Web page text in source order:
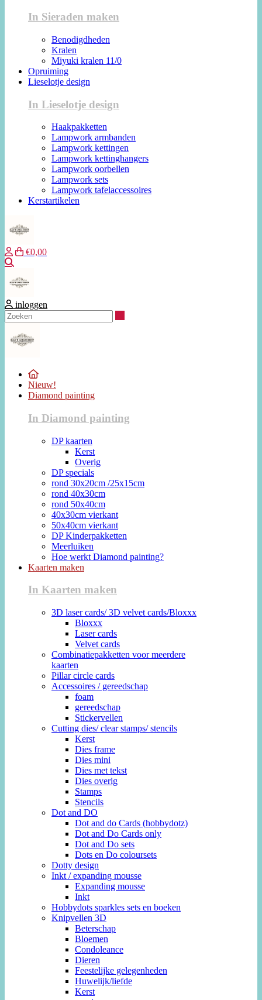
In Sieraden maken
Benodigdheden
Kralen
Miyuki kralen 11/0
Opruiming
Lieselotje design
In Lieselotje design
Haakpakketten
Lampwork armbanden
Lampwork kettingen
Lampwork kettinghangers
Lampwork oorbellen
Lampwork sets
Lampwork tafelaccessoires
Kerstartikelen
€0,00
inloggen
Nieuw!
Diamond painting
In Diamond painting
DP kaarten
Kerst
Overig
DP specials
rond 30x20cm /25x15cm
rond 40x30cm
rond 50x40cm
40x30cm vierkant
50x40cm vierkant
DP Kinderpakketten
Meerluiken
Hoe werkt Diamond painting?
Kaarten maken
In Kaarten maken
3D laser cards/ 3D velvet cards/Bloxxx
Bloxxx
Laser cards
Velvet cards
Combinatiepakketten voor meerdere
kaarten
Pillar circle cards
Accessoires / gereedschap
foam
gereedschap
Stickervellen
Cutting dies/ clear stamps/ stencils
Kerst
Dies frame
Dies mini
Dies met tekst
Dies overig
Stamps
Stencils
Dot and DO
Dot and do Cards (hobbydotz)
Dot and Do Cards only
Dot and Do sets
Dots en Do coloursets
Dotty design
Inkt / expanding mousse
Expanding mousse
Inkt
Hobbydots sparkles sets en boeken
Knipvellen 3D
Beterschap
Bloemen
Condoleance
Dieren
Feestelijke gelegenheden
Huwelijk/liefde
Kerst